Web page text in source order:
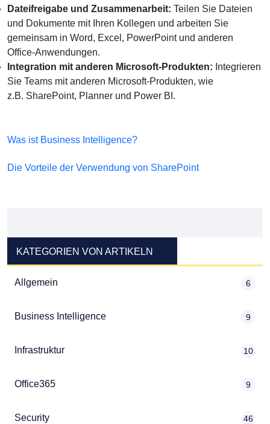
Dateifreigabe und Zusammenarbeit: Teilen Sie Dateien
und Dokumente mit Ihren Kollegen und arbeiten Sie
gemeinsam in Word, Excel, PowerPoint und anderen
Office-Anwendungen.
Integration mit anderen Microsoft-Produkten: Integrieren
Sie Teams mit anderen Microsoft-Produkten, wie
z.B. SharePoint, Planner und Power BI.
Was ist Business Intelligence?
Die Vorteile der Verwendung von SharePoint
KATEGORIEN VON ARTIKELN
Allgemein 6
Business Intelligence 9
Infrastruktur 10
Office365 9
Security 46